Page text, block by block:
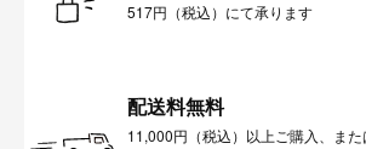
517円（税込）にて承ります
配送料無料
11,000円（税込）以上ご購入、また